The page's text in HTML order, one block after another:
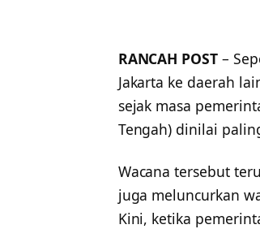
RANCAH POST –
Jakarta ke daerah
sejak masa
Tengah) dinilai
Wacana tersebut
juga meluncurkan
Kini, ketika